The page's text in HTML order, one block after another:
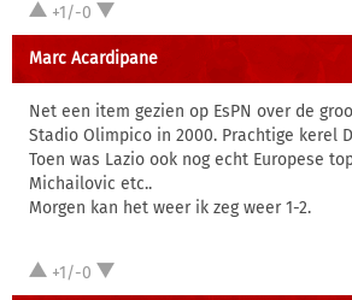
+1/-0
Marc Acardipane
Net een item gezien op EsPN over de
Stadio Olimpico in 2000. Prachtige kerel
Toen was Lazio ook nog echt Europese
Michailovic etc..
Morgen kan het weer ik zeg weer 1-2.
+1/-0